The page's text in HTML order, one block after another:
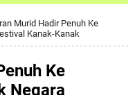
Murid Hadir Penuh Ke
Kanak-Kanak
Ke
Negara